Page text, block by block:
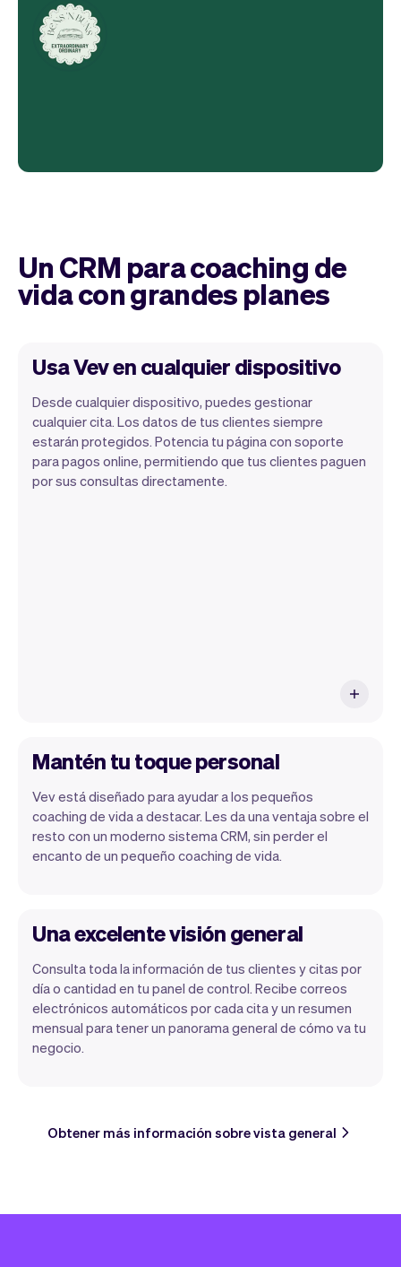
Un CRM para coaching de
vida con grandes planes
Usa Vev en cualquier dispositivo
Desde cualquier dispositivo, puedes gestionar
cualquier cita. Los datos de tus clientes siempre
estarán protegidos. Potencia tu página con soporte
para pagos online, permitiendo que tus clientes paguen
por sus consultas directamente.
Vev te permite enfocarte en tu día.
Mantén tu toque personal
Vev está diseñado para ayudar a los pequeños
coaching de vida a destacar. Les da una ventaja sobre el
resto con un moderno sistema CRM, sin perder el
encanto de un pequeño coaching de vida.
Una excelente visión general
Consulta toda la información de tus clientes y citas por
día o cantidad en tu panel de control. Recibe correos
electrónicos automáticos por cada cita y un resumen
mensual para tener un panorama general de cómo va tu
negocio.
Obtener más información sobre vista general